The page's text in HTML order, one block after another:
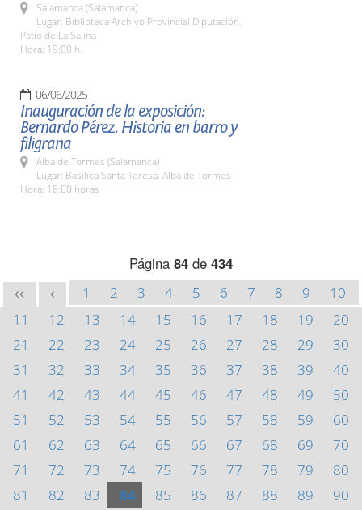
Salamanca (Salamanca)
Lugar: Biblioteca Archivo Provincial Diputación.
Patio de La Salina
Hora: 19:00 h.
06/06/2025
Inauguración de la exposición:
Bernardo Pérez. Historia en barro y
filigrana
Alba de Tormes (Salamanca)
Lugar: Basílica Santa Teresa. Alba de Tormes
Hora: 18:00 horas
Página 84 de 434
<< < 1 2 3 4 5 6 7 8 9
10
11
12 13 14 15 16 17 18 19
20
21
22 23 24 25 26 27 28 29
30
31
32 33 34 35 36 37 38 39
40
41
42 43 44 45 46 47 48 49
50
51
52 53 54 55 56 57 58 59
60
61
62 63 64 65 66 67 68 69
70
71
72 73 74 75 76 77 78 79
80
81
82 83 84 85 86 87 88 89
90